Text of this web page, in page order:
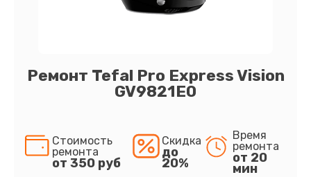
Ремонт Tefal Pro Express Vision
GV9821E0
Стоимость
ремонта
от 350 руб
Скидка
до
20%
Время
ремонта
от 20
мин